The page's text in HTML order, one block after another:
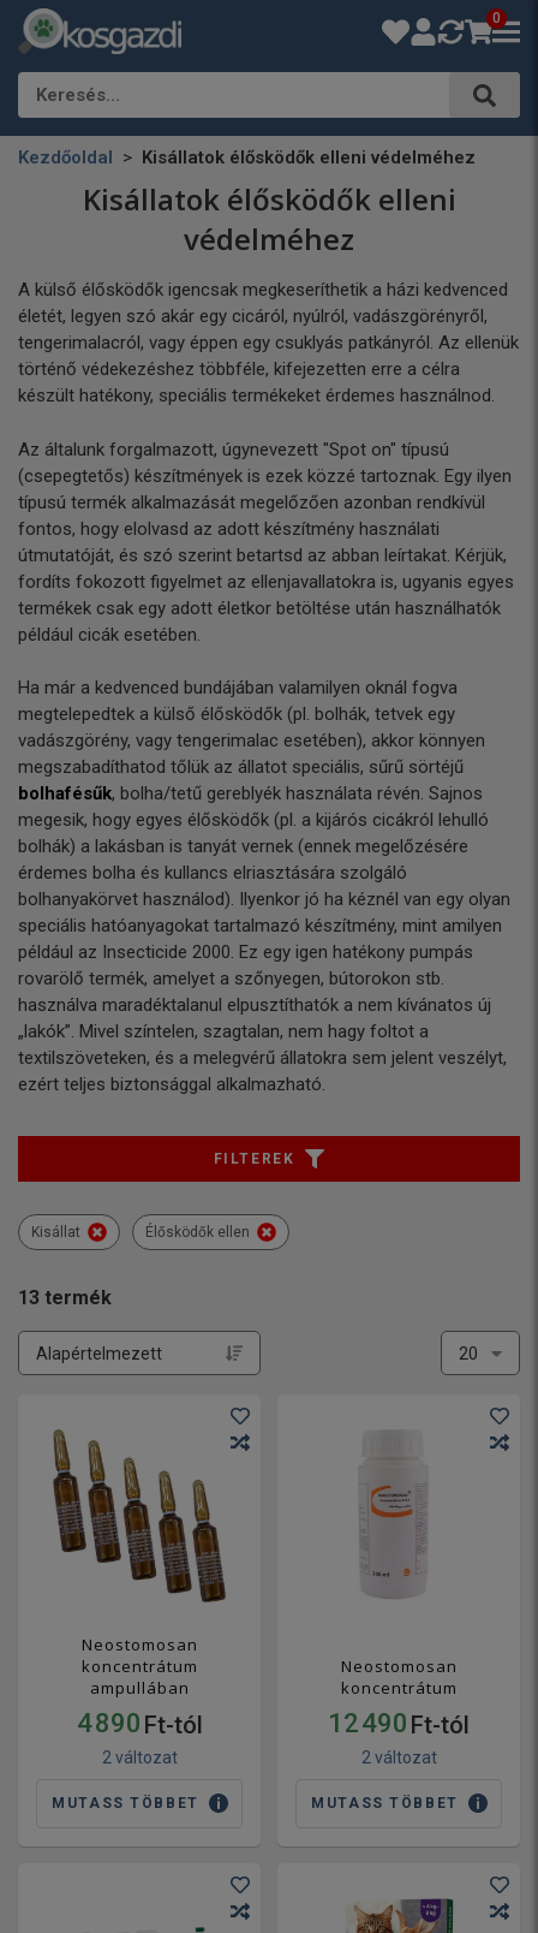
0
Keresés…
Kezdőoldal Kisállatok élősködők elleni védelméhez
Kisállatok élősködők elleni
védelméhez
A külső élősködők igencsak megkeseríthetik a házi kedvenced
életét, legyen szó akár egy cicáról, nyúlról, vadászgörényről,
tengerimalacról, vagy éppen egy csuklyás patkányról. Az ellenük
történő védekezéshez többféle, kifejezetten erre a célra
készült hatékony, speciális termékeket érdemes használnod.
Az általunk forgalmazott, úgynevezett "Spot on" típusú
(csepegtetős) készítmények is ezek közzé tartoznak. Egy ilyen
típusú termék alkalmazását megelőzően azonban rendkívül
fontos, hogy elolvasd az adott készítmény használati
útmutatóját, és szó szerint betartsd az abban leírtakat. Kérjük,
fordíts fokozott figyelmet az ellenjavallatokra is, ugyanis egyes
termékek csak egy adott életkor betöltése után használhatók
például cicák esetében.
Ha már a kedvenced bundájában valamilyen oknál fogva
megtelepedtek a külső élősködők (pl. bolhák, tetvek egy
vadászgörény, vagy tengerimalac esetében), akkor könnyen
megszabadíthatod tőlük az állatot speciális, sűrű sörtéjű
bolhafésűk, bolha/tetű gereblyék használata révén. Sajnos
megesik, hogy egyes élősködők (pl. a kijárós cicákról lehulló
bolhák) a lakásban is tanyát vernek (ennek megelőzésére
érdemes bolha és kullancs elriasztására szolgáló
bolhanyakörvet használod). Ilyenkor jó ha kéznél van egy olyan
speciális hatóanyagokat tartalmazó készítmény, mint amilyen
például az Insecticide 2000. Ez egy igen hatékony pumpás
rovarölő termék, amelyet a szőnyegen, bútorokon stb.
használva maradéktalanul elpusztíthatók a nem kívánatos új
„lakók”. Mivel színtelen, szagtalan, nem hagy foltot a
textilszöveteken, és a melegvérű állatokra sem jelent veszélyt,
ezért teljes biztonsággal alkalmazható.
13 termék
FILTEREK
Kisállat Élősködők ellen
Neostomosan
koncentrátum
ampullában
4 890 Ft-tól
2 változat
MUTASS TÖBBET
Neostomosan
koncentrátum
12 490 Ft-tól
2 változat
MUTASS TÖBBET